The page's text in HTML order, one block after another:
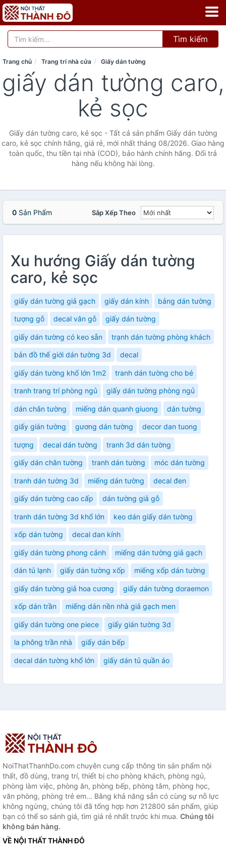
Tìm kiếm
Trang chủ Trang trí nhà cửa Giấy dán tường
giấy dán tường caro,
kẻ sọc
Giấy dán tường caro, kẻ sọc - Tất cả sản phẩm Giấy dán tường
caro, kẻ sọc chính hãng, giá rẻ, mới nhất tháng 08/2026. Giao hàng
toàn quốc, thu tiền tại nhà (COD), bảo hành chính hãng. Đổi trả
hàng nếu không hài lòng.
0 Sản Phẩm Sắp Xếp Theo
Xu hướng Giấy dán tường
caro, kẻ sọc
giấy dán tường giả gạch giấy dán kính bảng dán tường
tượng gỗ decal vân gỗ giấy dán tường
giấy dán tường có keo sẵn trạnh dán tường phòng khách
bản đồ thế giới dán tường 3d decal
giấy dán tường khổ lớn 1m2 tranh dán tường cho bé
tranh trang trí phòng ngủ giấy dán tường phòng ngủ
dán chân tường miếng dán quanh giuong dán tường
giấy gián tường gương dán tường decor dan tuong
tượng decal dán tường tranh 3d dán tường
giấy dán chân tường tranh dán tường móc dán tường
tranh dán tường 3d miếng dán tường decal đen
giấy dán tường cao cấp dán tường giả gỗ
tranh dán tường 3d khổ lớn keo dán giấy dán tường
xốp dán tường decal dan kính
giấy dán tường phong cảnh miếng dán tường giả gạch
dán tủ lạnh giấy dán tường xốp miếng xốp dán tường
giấy dán tường giả hoa cương giấy dán tường doraemon
xốp dán trần miếng dán nền nhà giả gạch men
giấy dán tường one piece giấy gián tường 3d
la phông trần nhà giấy dán bếp
decal dán tường khổ lớn giấy dán tủ quần áo
NoiThatThanhDo.com chuyên cung cấp thông tin sản phẩm nội
thất, đồ dùng, trang trí, thiết bị cho phòng khách, phòng ngủ,
phòng làm việc, phòng ăn, phòng bếp, phòng tắm, phòng học,
văn phòng, phòng trẻ em... Bằng khả năng sẵn có cùng sự nỗ lực
không ngừng, chúng tôi đã tổng hợp hơn 212800 sản phẩm, giúp
bạn có thể so sánh giá, tìm giá rẻ nhất trước khi mua. Chúng tôi
không bán hàng.
VỀ NỘI THẤT THÀNH ĐÔ